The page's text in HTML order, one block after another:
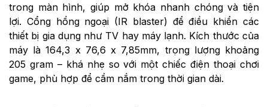
trong màn hình, giúp mở khóa nhanh chóng và tiện
lợi. Cổng hồng ngoại (IR blaster) để điều khiển các
thiết bị gia dụng như TV hay máy lạnh. Kích thước của
máy là 164,3 x 76,6 x 7,85mm, trọng lượng khoảng
205 gram – khá nhẹ so với một chiếc điện thoại chơi
game, phù hợp để cầm nắm trong thời gian dài.